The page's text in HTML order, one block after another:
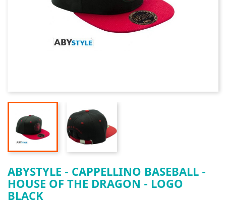
ABYSTYLE - CAPPELLINO BASEBALL -
HOUSE OF THE DRAGON - LOGO
BLACK